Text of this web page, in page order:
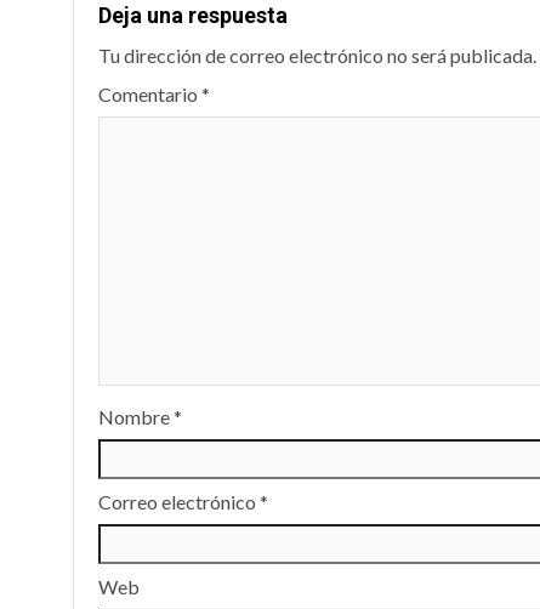
Deja una respuesta
Tu dirección de correo electrónico no será publicada.
Comentario *
Nombre*
Correo electrónico *
Web